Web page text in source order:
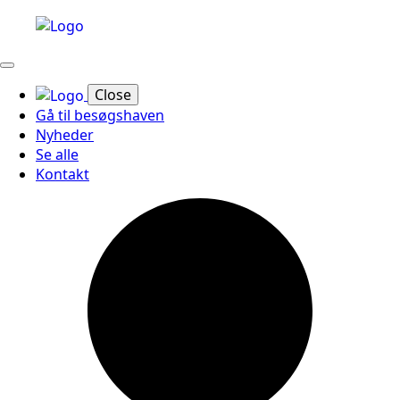
Close
Gå til besøgshaven
Nyheder
Se alle
Kontakt